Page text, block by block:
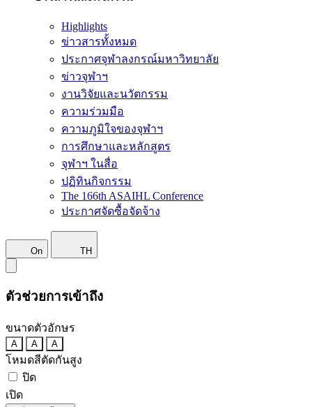
Highlights
ข่าวสารทั้งหมด
ประกาศจุฬาลงกรณ์มหาวิทยาลัย
ข่าวจุฬาฯ
งานวิจัยและนวัตกรรม
ความร่วมมือ
ความภูมิใจของจุฬาฯ
การศึกษาและหลักสูตร
จุฬาฯ ในสื่อ
ปฏิทินกิจกรรม
The 166th ASAIHL Conference
ประกาศจัดซื้อจัดจ้าง
On TH
ตัวช่วยการเข้าถึง
ขนาดตัวอักษร
A A A
โหมดสีตัดกันสูง
ปิด
เปิด